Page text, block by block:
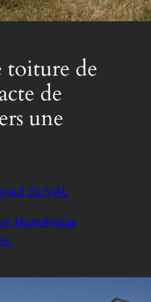
toiture de
de
une
DUVAL
Numérique